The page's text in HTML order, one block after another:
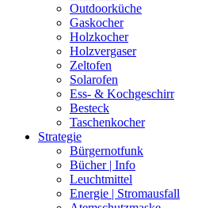
Outdoorküche
Gaskocher
Holzkocher
Holzvergaser
Zeltofen
Solarofen
Ess- & Kochgeschirr
Besteck
Taschenkocher
Strategie
Bürgernotfunk
Bücher | Info
Leuchtmittel
Energie | Stromausfall